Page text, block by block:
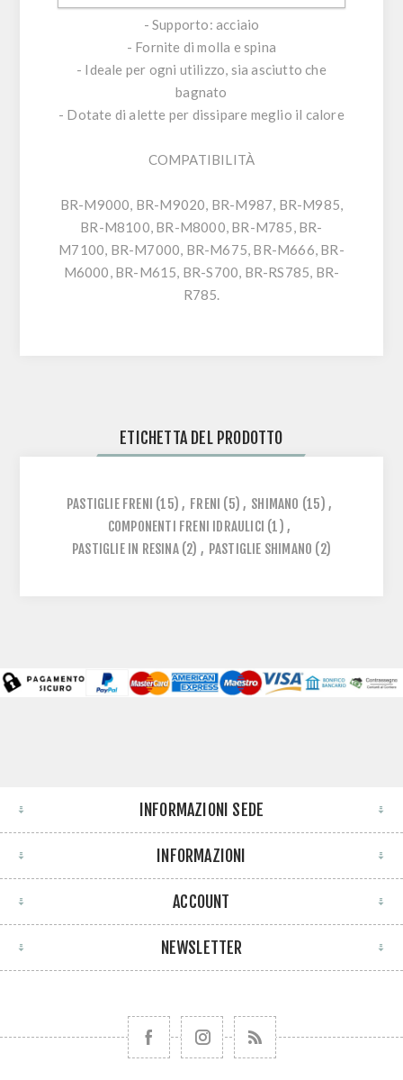
- Supporto: acciaio
- Fornite di molla e spina
- Ideale per ogni utilizzo, sia asciutto che
bagnato
- Dotate di alette per dissipare meglio il calore
COMPATIBILITÀ
BR-M9000, BR-M9020, BR-M987, BR-M985,
BR-M8100, BR-M8000, BR-M785, BR-
M7100, BR-M7000, BR-M675, BR-M666, BR-
M6000, BR-M615, BR-S700, BR-RS785, BR-
R785.
ETICHETTA DEL PRODOTTO
PASTIGLIE FRENI (15) , FRENI (5) , SHIMANO (15) ,
COMPONENTI FRENI IDRAULICI (1) ,
PASTIGLIE IN RESINA (2) , PASTIGLIE SHIMANO (2)
INFORMAZIONI SEDE
INFORMAZIONI
ACCOUNT
NEWSLETTER